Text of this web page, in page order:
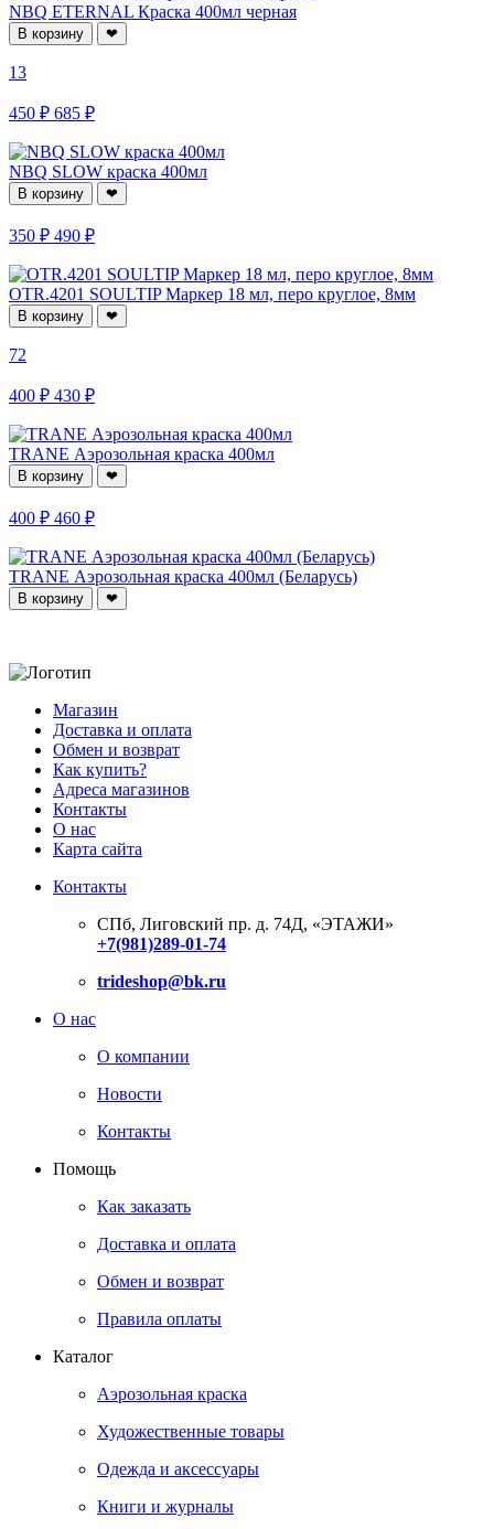
NBQ ETERNAL Краска 400мл черная
В корзину ❤
13
450 ₽ 685 ₽
NBQ SLOW краска 400мл
В корзину ❤
350 ₽ 490 ₽
OTR.4201 SOULTIP Маркер 18 мл, перо круглое, 8мм
В корзину ❤
72
400 ₽ 430 ₽
TRANE Аэрозольная краска 400мл
В корзину ❤
400 ₽ 460 ₽
TRANE Аэрозольная краска 400мл (Беларусь)
В корзину ❤
Магазин
Доставка и оплата
Обмен и возврат
Как купить?
Адреса магазинов
Контакты
О нас
Карта сайта
Контакты
СПб, Лиговский пр. д. 74Д, «ЭТАЖИ»
+7(981)289-01-74
trideshop@bk.ru
О нас
О компании
Новости
Контакты
Помощь
Как заказать
Доставка и оплата
Обмен и возврат
Правила оплаты
Каталог
Аэрозольная краска
Художественные товары
Одежда и аксессуары
Книги и журналы